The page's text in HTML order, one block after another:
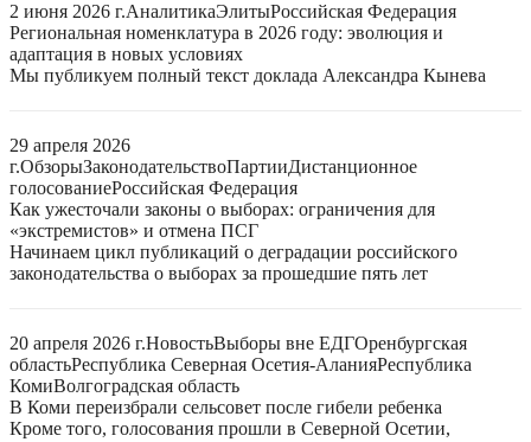
2 июня 2026 г.АналитикаЭлитыРоссийская Федерация
Региональная номенклатура в 2026 году: эволюция и
адаптация в новых условиях
Мы публикуем полный текст доклада Александра Кынева
29 апреля 2026
г.ОбзорыЗаконодательствоПартииДистанционное
голосованиеРоссийская Федерация
Как ужесточали законы о выборах: ограничения для
«экстремистов» и отмена ПСГ
Начинаем цикл публикаций о деградации российского
законодательства о выборах за прошедшие пять лет
20 апреля 2026 г.НовостьВыборы вне ЕДГОренбургская
областьРеспублика Северная Осетия-АланияРеспублика
КомиВолгоградская область
В Коми переизбрали сельсовет после гибели ребенка
Кроме того, голосования прошли в Северной Осетии,